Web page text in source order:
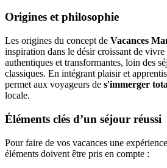
Origines et philosophie
Les origines du concept de Vacances
inspiration dans le désir croissant de vivre
authentiques et transformantes, loin des
classiques. En intégrant plaisir et
permet aux voyageurs de s'immerger
locale.
Éléments clés d’un séjour réussi
Pour faire de vos vacances une
éléments doivent être pris en compte :